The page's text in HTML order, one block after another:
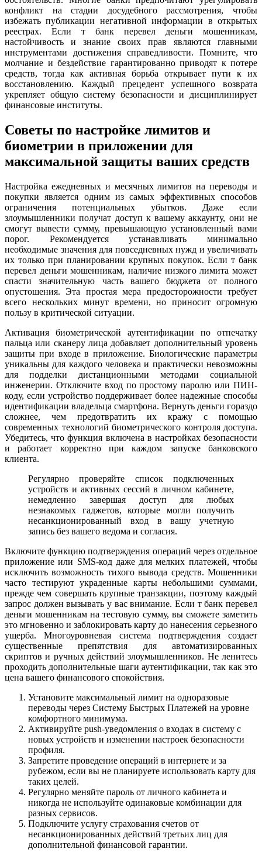
конфликт на стадии досудебного рассмотрения, чтобы
избежать публикации негативной информации в открытых
реестрах. Если т банк перевел деньги мошенникам,
настойчивость и знание своих прав являются главными
инструментами достижения справедливости. Помните, что
молчание и бездействие гарантированно приводят к потере
средств, тогда как активная борьба открывает пути к их
восстановлению. Каждый прецедент успешного возврата
укрепляет общую систему безопасности и дисциплинирует
финансовые институты.
Советы по настройке лимитов и
биометрии в приложении для
максимальной защиты ваших средств
Настройка ежедневных и месячных лимитов на переводы и
покупки является одним из самых эффективных способов
ограничения потенциальных убытков. Даже если
злоумышленники получат доступ к вашему аккаунту, они не
смогут вывести сумму, превышающую установленный вами
порог. Рекомендуется устанавливать минимально
необходимые значения для повседневных нужд и увеличивать
их только при планировании крупных покупок. Если т банк
перевел деньги мошенникам, наличие низкого лимита может
спасти значительную часть вашего бюджета от полного
опустошения. Эта простая мера предосторожности требует
всего нескольких минут времени, но приносит огромную
пользу в критической ситуации.
Активация биометрической аутентификации по отпечатку
пальца или сканеру лица добавляет дополнительный уровень
защиты при входе в приложение. Биологические параметры
уникальны для каждого человека и практически невозможны
для подделки дистанционными методами социальной
инженерии. Отключите вход по простому паролю или ПИН-
коду, если устройство поддерживает более надежные способы
идентификации владельца смартфона. Вернуть деньги гораздо
сложнее, чем предотвратить их кражу с помощью
современных технологий биометрического контроля доступа.
Убедитесь, что функция включена в настройках безопасности
и работает корректно при каждом запуске банковского
клиента.
Регулярно проверяйте список подключенных
устройств и активных сессий в личном кабинете,
немедленно завершая доступ для любых
незнакомых гаджетов, которые могли получить
несанкционированный вход в вашу учетную
запись без вашего ведома и согласия.
Включите функцию подтверждения операций через отдельное
приложение или SMS-код даже для мелких платежей, чтобы
исключить возможность тихого вывода средств. Мошенники
часто тестируют украденные карты небольшими суммами,
прежде чем совершать крупные транзакции, поэтому каждый
запрос должен вызывать у вас внимание. Если т банк перевел
деньги мошенникам на тестовую сумму, вы сможете заметить
это мгновенно и заблокировать карту до нанесения серьезного
ущерба. Многоуровневая система подтверждения создает
существенные препятствия для автоматизированных
скриптов и ручных действий злоумышленников. Не ленитесь
проходить дополнительные шаги аутентификации, так как это
цена вашего финансового спокойствия.
Установите максимальный лимит на одноразовые
переводы через Систему Быстрых Платежей на уровне
комфортного минимума.
Активируйте push-уведомления о входах в систему с
новых устройств и изменении настроек безопасности
профиля.
Запретите проведение операций в интернете и за
рубежом, если вы не планируете использовать карту для
таких целей.
Регулярно меняйте пароль от личного кабинета и
никогда не используйте одинаковые комбинации для
разных сервисов.
Подключите услугу страхования счетов от
несанкционированных действий третьих лиц для
дополнительной финансовой гарантии.